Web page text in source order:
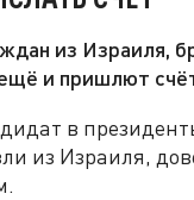
из Израиля,
и пришлют
в
из Израиля,